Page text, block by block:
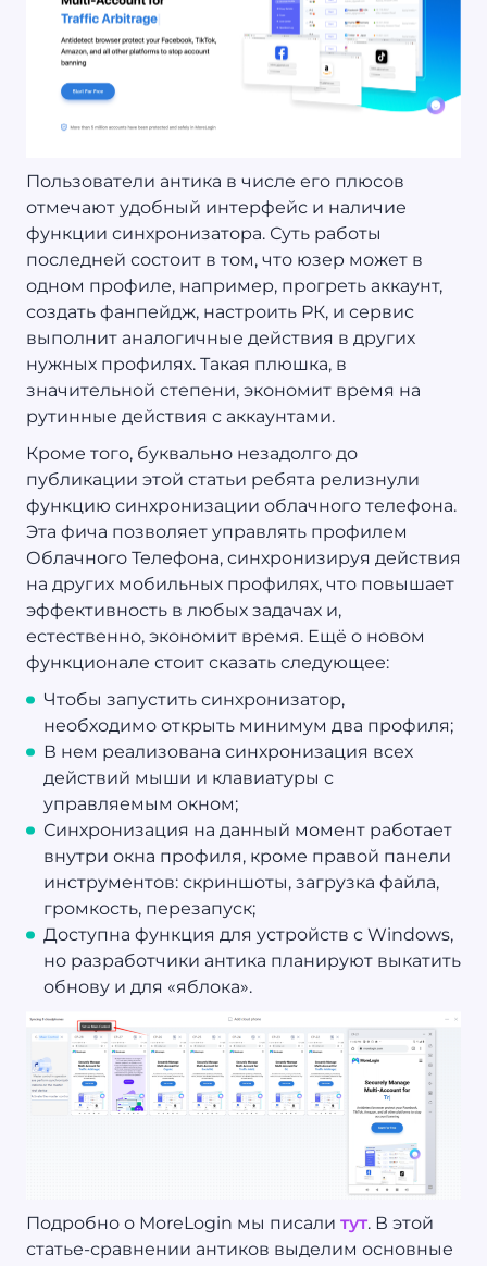
Пользователи антика в числе его плюсов
отмечают удобный интерфейс и наличие
функции синхронизатора. Суть работы
последней состоит в том, что юзер может в
одном профиле, например, прогреть аккаунт,
создать фанпейдж, настроить РК, и сервис
выполнит аналогичные действия в других
нужных профилях. Такая плюшка, в
значительной степени, экономит время на
рутинные действия с аккаунтами.
Кроме того, буквально незадолго до
публикации этой статьи ребята релизнули
функцию синхронизации облачного телефона.
Эта фича позволяет управлять профилем
Облачного Телефона, синхронизируя действия
на других мобильных профилях, что повышает
эффективность в любых задачах и,
естественно, экономит время. Ещё о новом
функционале стоит сказать следующее:
Чтобы запустить синхронизатор,
необходимо открыть минимум два профиля;
В нем реализована синхронизация всех
действий мыши и клавиатуры с
управляемым окном;
Синхронизация на данный момент работает
внутри окна профиля, кроме правой панели
инструментов: скриншоты, загрузка файла,
громкость, перезапуск;
Доступна функция для устройств с Windows,
но разработчики антика планируют выкатить
обнову и для «яблока».
Подробно о MoreLogin мы писали тут. В этой
статье-сравнении антиков выделим основные